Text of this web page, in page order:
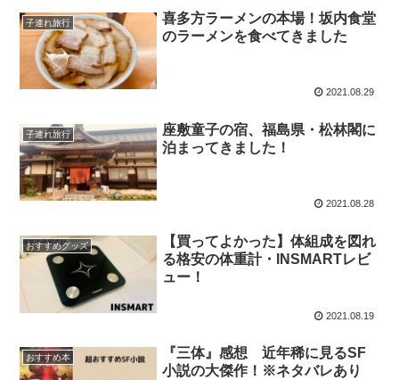
子連れ旅行
喜多方ラーメンの本場！坂内食堂
のラーメンを食べてきました
2021.08.29
子連れ旅行
座敷童子の宿、福島県・松林閣に
泊まってきました！
2021.08.28
おすすめグッズ
【買ってよかった】体組成を図れ
る格安の体重計・INSMARTレビ
ュー！
2021.08.19
おすすめ本
『三体』感想 近年稀に見るSF
小説の大傑作！※ネタバレあり